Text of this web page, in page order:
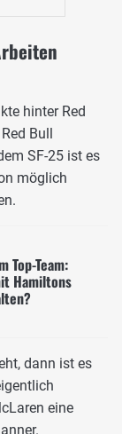
hinter Red
Bull
SF-25 ist es
möglich
Top-Team:
Hamiltons
dann ist es
eine